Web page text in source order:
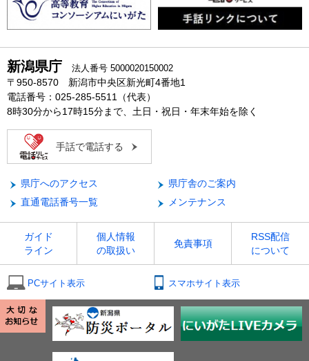
新潟県庁 法人番号 5000020150002
〒950-8570 新潟市中央区新光町4番地1
電話番号：025-285-5511（代表）
8時30分から17時15分まで、土日・祝日・年末年始を除く
手話で電話する
県庁へのアクセス
県庁舎のご案内
直通電話番号一覧
メンテナンス
ガイド
ライン
個人情報
の取扱い
免責事項
RSS配信
について
PCサイト表示 スマホサイト表示